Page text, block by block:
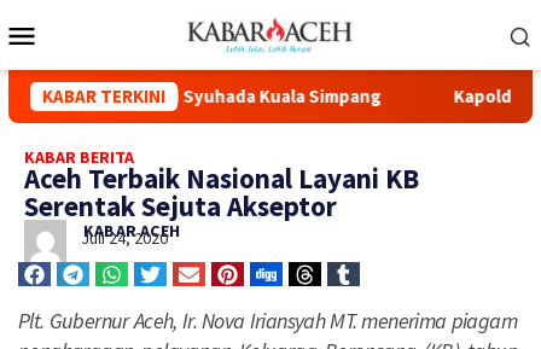
KABAR TERKINI
Masjid Syuhada Kuala Simpang Kapolda
KABAR BERITA
Aceh Terbaik Nasional Layani KB
Serentak Sejuta Akseptor
KABAR ACEH
Juli 24, 2020
Plt. Gubernur Aceh, Ir. Nova Iriansyah MT. menerima piagam